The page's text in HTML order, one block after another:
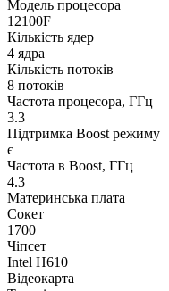
Модель процесора
12100F
Кількість ядер
4 ядра
Кількість потоків
8 потоків
Частота процесора, ГГц
3.3
Підтримка Boost режиму
є
Частота в Boost, ГГц
4.3
Материнська плата
Сокет
1700
Чіпсет
Intel H610
Відеокарта